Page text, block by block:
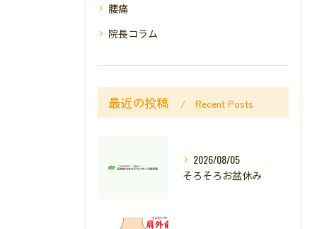
腰痛
院長コラム
最近の投稿 Recent Posts
2026/08/05
そろそろお盆休み